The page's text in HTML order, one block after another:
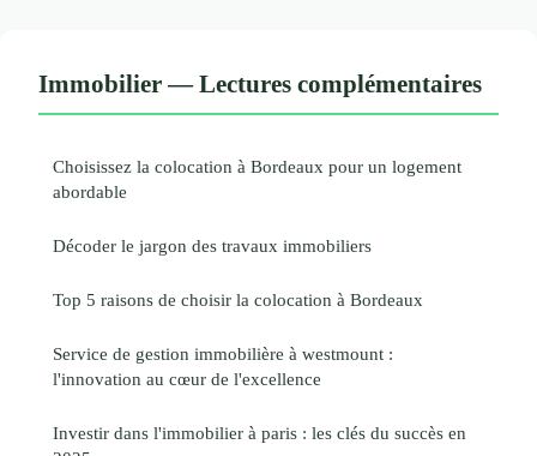
Immobilier — Lectures complémentaires
Choisissez la colocation à Bordeaux pour un logement
abordable
Décoder le jargon des travaux immobiliers
Top 5 raisons de choisir la colocation à Bordeaux
Service de gestion immobilière à westmount :
l'innovation au cœur de l'excellence
Investir dans l'immobilier à paris : les clés du succès en